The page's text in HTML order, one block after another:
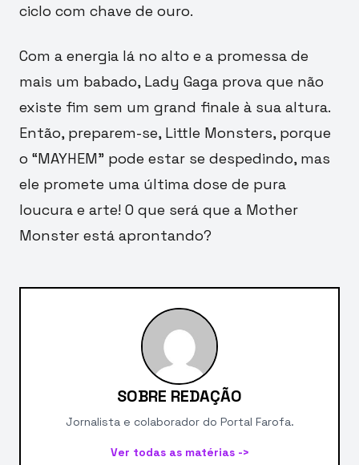
ciclo com chave de ouro.
Com a energia lá no alto e a promessa de
mais um babado, Lady Gaga prova que não
existe fim sem um grand finale à sua altura.
Então, preparem-se, Little Monsters, porque
o “MAYHEM” pode estar se despedindo, mas
ele promete uma última dose de pura
loucura e arte! O que será que a Mother
Monster está aprontando?
SOBRE REDAÇÃO
Jornalista e colaborador do Portal Farofa.
Ver todas as matérias ->